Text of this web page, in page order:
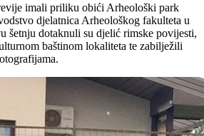
imali priliku obići Arheološki park
djelatnica Arheološkog fakulteta u
šetnju dotaknuli su djelić rimske povijesti,
baštinom lokaliteta te zabilježili